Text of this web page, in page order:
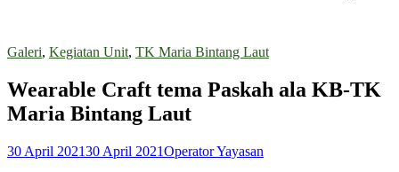
Galeri, Kegiatan Unit, TK Maria Bintang Laut
Wearable Craft tema Paskah ala KB-TK
Maria Bintang Laut
30 April 202130 April 2021Operator Yayasan